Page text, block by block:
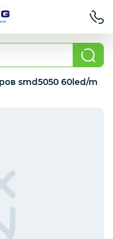
smd5050 60led/m